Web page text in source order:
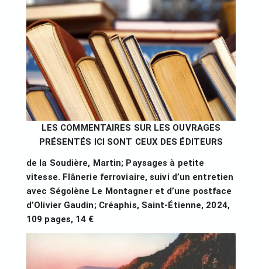
LES COMMENTAIRES SUR LES OUVRAGES
PRÉSENTÉS ICI SONT CEUX DES ÉDITEURS
de la Soudière, Martin; Paysages à petite
vitesse. Flânerie ferroviaire, suivi d’un entretien
avec Ségolène Le Montagner et d’une postface
d’Olivier Gaudin; Créaphis, Saint-Étienne, 2024,
109 pages, 14 €